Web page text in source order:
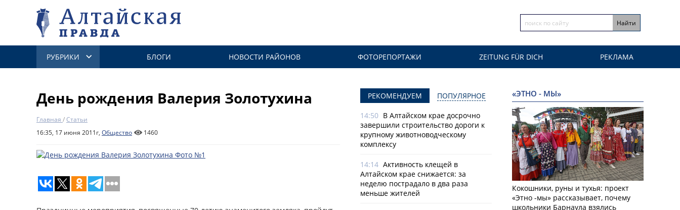
РУБРИКИ БЛОГИ НОВОСТИ РАЙОНОВ ФОТОРЕПОРТАЖИ ZEITUNG FÜR DICH РЕКЛАМА
День рождения Валерия Золотухина
Главная /Статьи
16:35, 17 июня 2011г, Общество 1460
РЕКОМЕНДУЕМ ПОПУЛЯРНОЕ
14:50 В Алтайском крае досрочно
завершили строительство дороги к
крупному животноводческому
комплексу
14:14 Активность клещей в
Алтайском крае снижается: за
неделю пострадало в два раза
меньше жителей
«ЭТНО - МЫ»
Кокошники, руны и тухья: проект
«Этно -мы» рассказывает, почему
школьники Барнаула взялись